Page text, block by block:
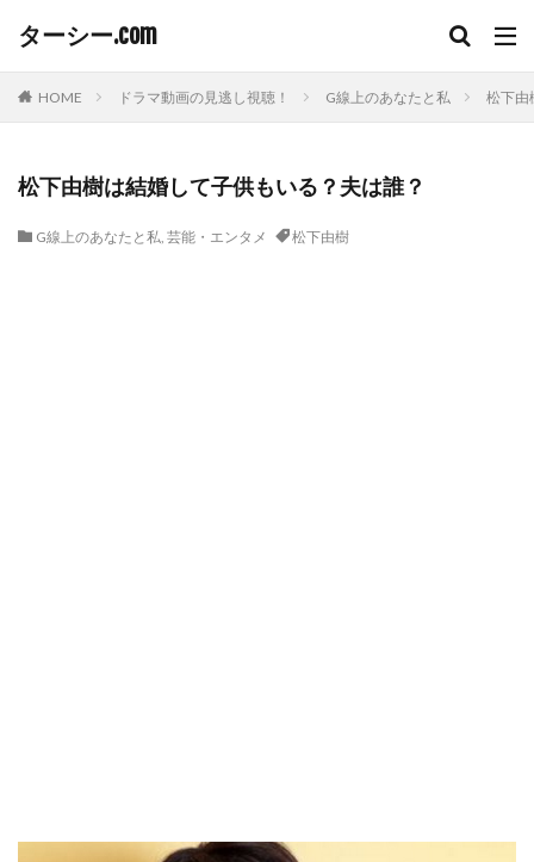
ターシー.com
HOME ドラマ動画の見逃し視聴！ G線上のあなたと私 松下由
松下由樹は結婚して子供もいる？夫は誰？
G線上のあなたと私, 芸能・エンタメ 松下由樹